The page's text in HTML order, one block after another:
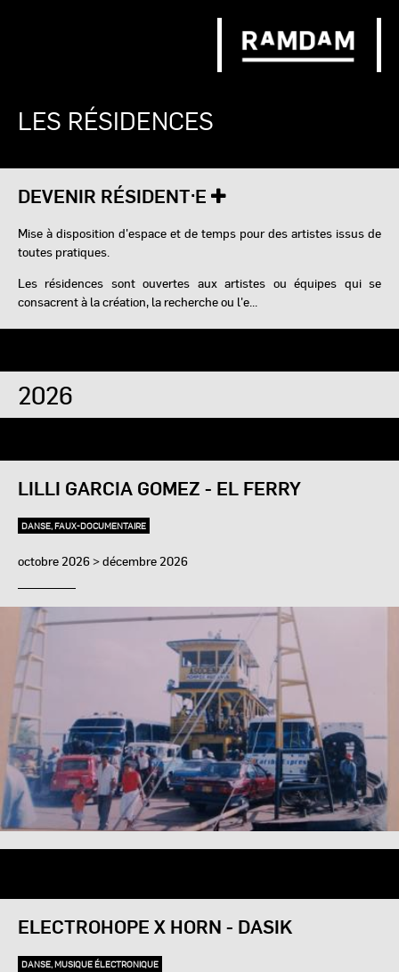
LES RÉSIDENCES
DEVENIR RÉSIDENT·E
Mise à disposition d'espace et de temps pour des artistes issus de
toutes pratiques.
Les résidences sont ouvertes aux artistes ou équipes qui se
consacrent à la création, la recherche ou l'e...
2026
LILLI GARCIA GOMEZ - EL FERRY
DANSE, FAUX-DOCUMENTAIRE
octobre 2026 > décembre 2026
ELECTROHOPE X HORN - DASIK
DANSE, MUSIQUE ÉLECTRONIQUE